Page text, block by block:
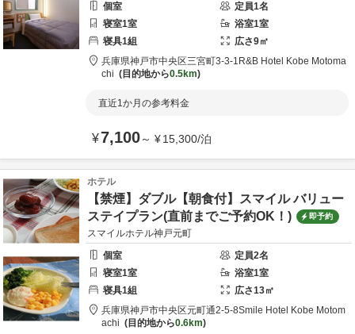
個室 定員1名
寝室1室 浴室1室
寝具1組 広さ9㎡
兵庫県神戸市中央区三宮町3-3-1 R&B Hotel Kobe Motoma
chi
目的地から0.5km
直近1か月の参考料金
¥7,100～ ¥15,300/泊
ホテル
【禁煙】ダブル【朝食付】スマイル バリュー
ステイプラン(直前までご予約OK！)
即予約
スマイルホテル神戸元町
個室
定員2名
寝室1室 浴室1室
寝具1組 広さ13㎡
兵庫県神戸市中央区元町通2-5-8Smile Hotel Kobe Motom
achi
目的地から0.6km